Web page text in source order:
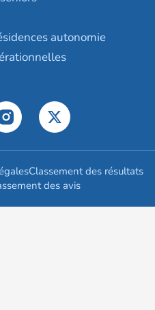
autonomie
Classement des résultats
des avis